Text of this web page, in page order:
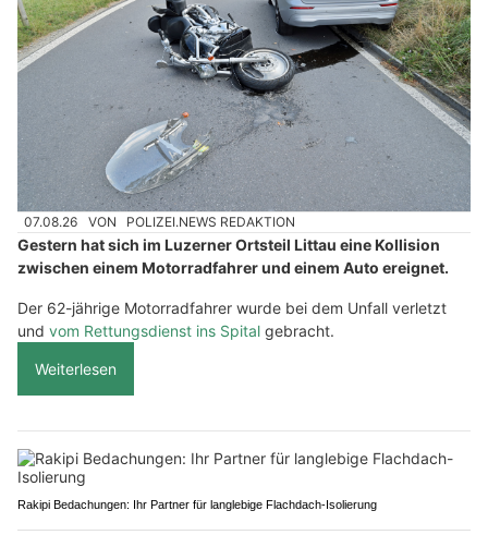
07.08.26 VON POLIZEI.NEWS REDAKTION
Gestern hat sich im Luzerner Ortsteil Littau eine Kollision
zwischen einem Motorradfahrer und einem Auto ereignet.
Der 62-jährige Motorradfahrer wurde bei dem Unfall verletzt
und vom Rettungsdienst ins Spital gebracht.
Weiterlesen
Rakipi Bedachungen: Ihr Partner für langlebige Flachdach-Isolierung